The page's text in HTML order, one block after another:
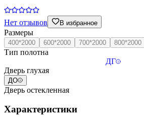
Нет отзывов В избранное
Размеры
400*2000 600*2000 700*2000 800*2000
Тип полотна
ДГ
Дверь глухая
ДО
Дверь остекленная
Характеристики